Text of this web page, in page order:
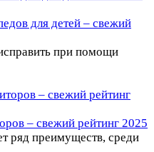
для детей – свежий
при помощи
– свежий рейтинг 2025
ряд преимуществ, среди